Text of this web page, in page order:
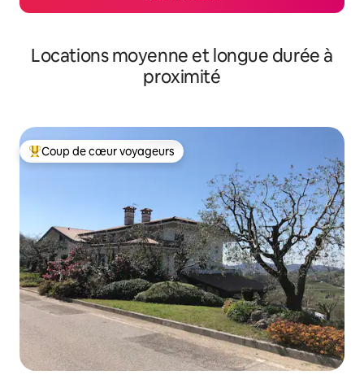
Locations moyenne et longue durée à
proximité
Coups de cœur voyageurs les plus appréciés
Coup de cœur voyageurs